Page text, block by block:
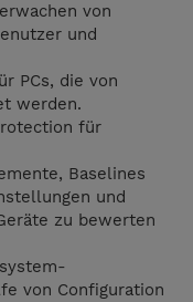
von
und
PCs, die von
werden.
für
Baselines
und
zu bewerten
von Configuration